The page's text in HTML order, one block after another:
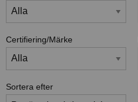
Certifiering/Märke
Sortera efter